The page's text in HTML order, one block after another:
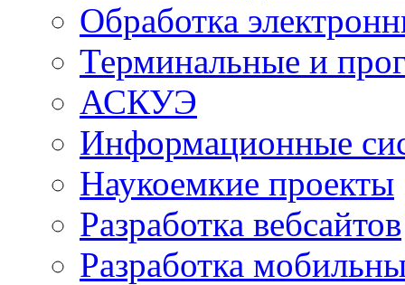
Обработка
Терминальные и
АСКУЭ
Информационные
Наукоемкие проекты
Разработка вебсайтов
Разработка